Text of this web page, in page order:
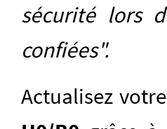
sécurité lors
confiées".
Actualisez votre